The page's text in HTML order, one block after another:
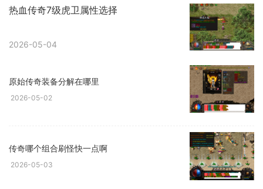
热血传奇7级虎卫属性选择
2026-05-04
原始传奇装备分解在哪里
2026-05-02
传奇哪个组合刷怪快一点啊
2026-05-03